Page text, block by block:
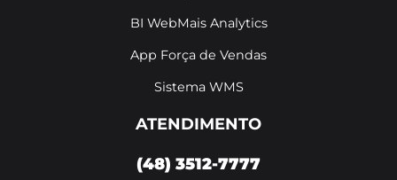
BI WebMais Analytics
App Força de Vendas
Sistema WMS
ATENDIMENTO
(48) 3512-7777